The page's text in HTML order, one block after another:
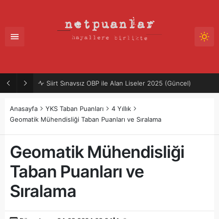
Siirt Sınavsız OBP ile Alan Liseler 2025 (Güncel)
Anasayfa YKS Taban Puanları
4 Yıllık
Geomatik Mühendisliği Taban Puanları ve Sıralama
Geomatik Mühendisliği
Taban Puanları ve
Sıralama